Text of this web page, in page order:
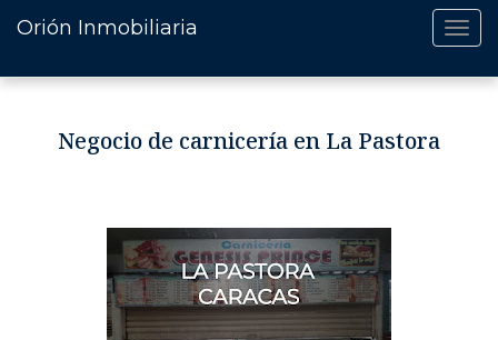
Orión Inmobiliaria
Negocio de carnicería en La Pastora